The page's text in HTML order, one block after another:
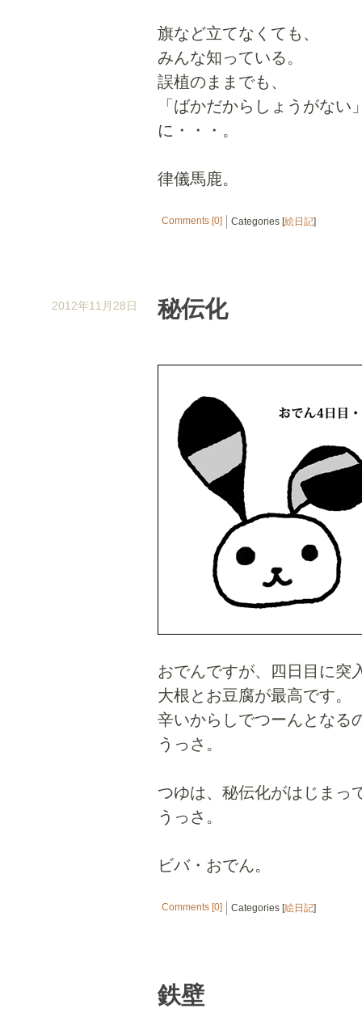
旗など立てなくても、
みんな知っている。
誤植のままでも、
「ばかだからしょうがない
に・・・。
律儀馬鹿。
Comments [0] Categories [絵日記]
2012年11月28日 秘伝化
おでんですが、四日目に突
大根とお豆腐が最高です。
辛いからしでつーんとなる
うっさ。
つゆは、秘伝化がはじまっ
うっさ。
ビバ・おでん。
Comments [0] Categories [絵日記]
鉄壁